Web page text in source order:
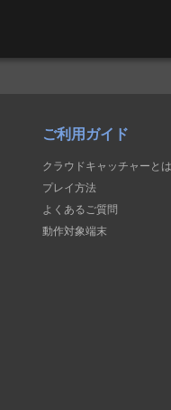
ご利用ガイド
クラウドキャッチャーとは
プレイ方法
よくあるご質問
動作対象端末